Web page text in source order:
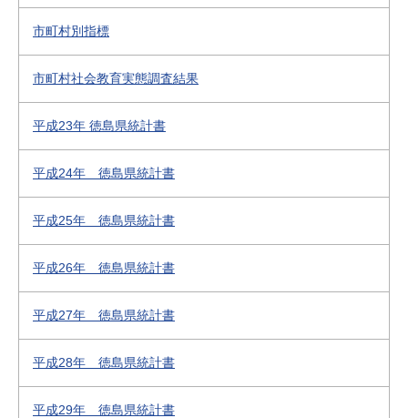
市町村別指標
市町村社会教育実態調査結果
平成23年 徳島県統計書
平成24年 徳島県統計書
平成25年 徳島県統計書
平成26年 徳島県統計書
平成27年 徳島県統計書
平成28年 徳島県統計書
平成29年 徳島県統計書